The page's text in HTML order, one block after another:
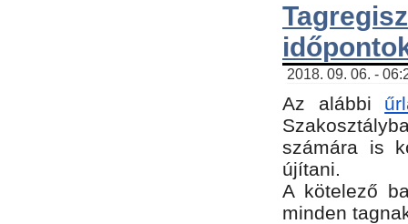
2018. 09. 06. -
Az alábbi
számára is
újítani.
​A kötelező
minden